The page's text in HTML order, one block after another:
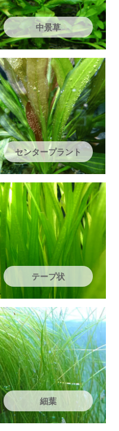
中景草
センタープラント
テープ状
細葉